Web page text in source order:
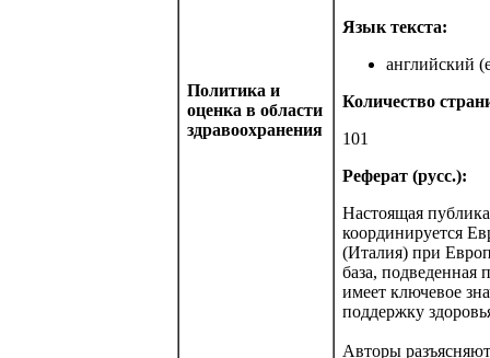
Политика и
оценка в области
здравоохранения
Язык текста:
английский
Количество
101
Реферат (русс.):
Настоящая
координируется
(Италия) при
база,
имеет ключевое
поддержку
Авторы